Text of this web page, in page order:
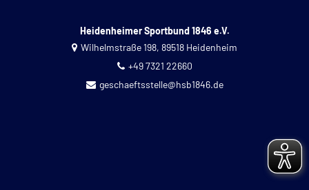
Heidenheimer Sportbund 1846 e.V.
Wilhelmstraße 198, 89518 Heidenheim
+49 7321 22660
geschaeftsstelle@hsb1846.de